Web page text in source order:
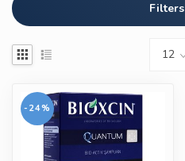
Filters
-24%